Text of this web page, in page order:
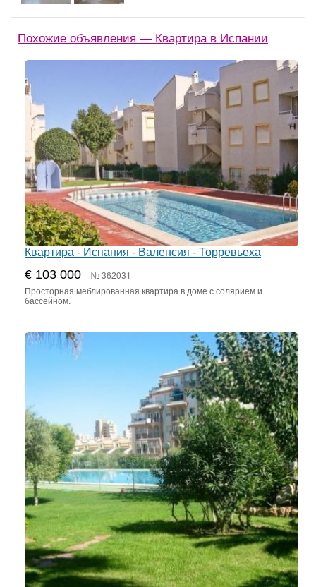
Похожие объявления — Квартира в Испании
Квартира - Испания - Валенсия - Торревьеха
€ 103 000 № 362031
Просторная меблированная квартира в доме с солярием и
бассейном.